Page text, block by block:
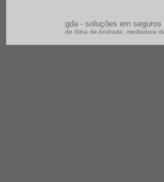
gda - soluções em seguros
de Gina de Andrade, mediadora